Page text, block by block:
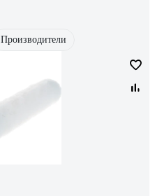
Производители